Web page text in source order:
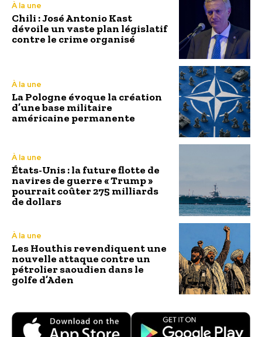
À la une
Chili : José Antonio Kast
dévoile un vaste plan législatif
contre le crime organisé
À la une
La Pologne évoque la création
d’une base militaire
américaine permanente
À la une
États-Unis : la future flotte de
navires de guerre « Trump »
pourrait coûter 275 milliards
de dollars
À la une
Les Houthis revendiquent une
nouvelle attaque contre un
pétrolier saoudien dans le
golfe d’Aden